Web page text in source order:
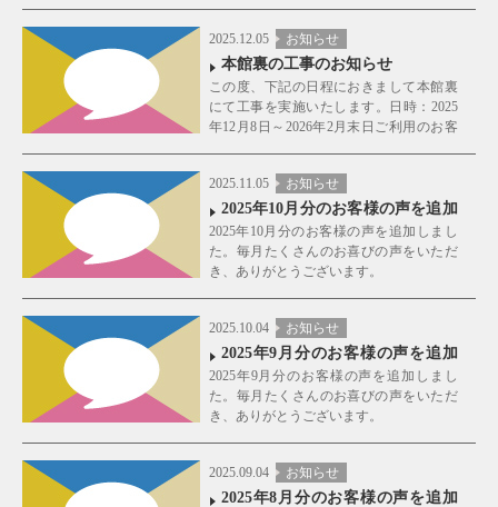
2025.12.05 お知らせ
本館裏の工事のお知らせ
この度、下記の日程におきまして本館裏
にて工事を実施いたします。日時：2025
年12月8日～2026年2月末日ご利用のお客
す。
2025.11.05 お知らせ
2025年10月分のお客様の声を追加
しました！
2025年10月分のお客様の声を追加しまし
た。毎月たくさんのお喜びの声をいただ
き、ありがとうございます。
2025.10.04 お知らせ
2025年9月分のお客様の声を追加
しました！
2025年9月分のお客様の声を追加しまし
た。毎月たくさんのお喜びの声をいただ
き、ありがとうございます。
2025.09.04 お知らせ
2025年8月分のお客様の声を追加